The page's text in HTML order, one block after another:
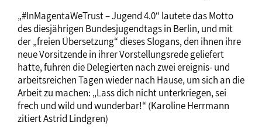
„#InMagentaWeTrust – Jugend 4.0“ lautete das Motto
des diesjährigen Bundesjugendtags in Berlin, und mit
der „freien Übersetzung“ dieses Slogans, den ihnen ihre
neue Vorsitzende in ihrer Vorstellungsrede geliefert
hatte, fuhren die Delegierten nach zwei ereignis- und
arbeitsreichen Tagen wieder nach Hause, um sich an die
Arbeit zu machen: „Lass dich nicht unterkriegen, sei
frech und wild und wunderbar!“ (Karoline Herrmann
zitiert Astrid Lindgren)